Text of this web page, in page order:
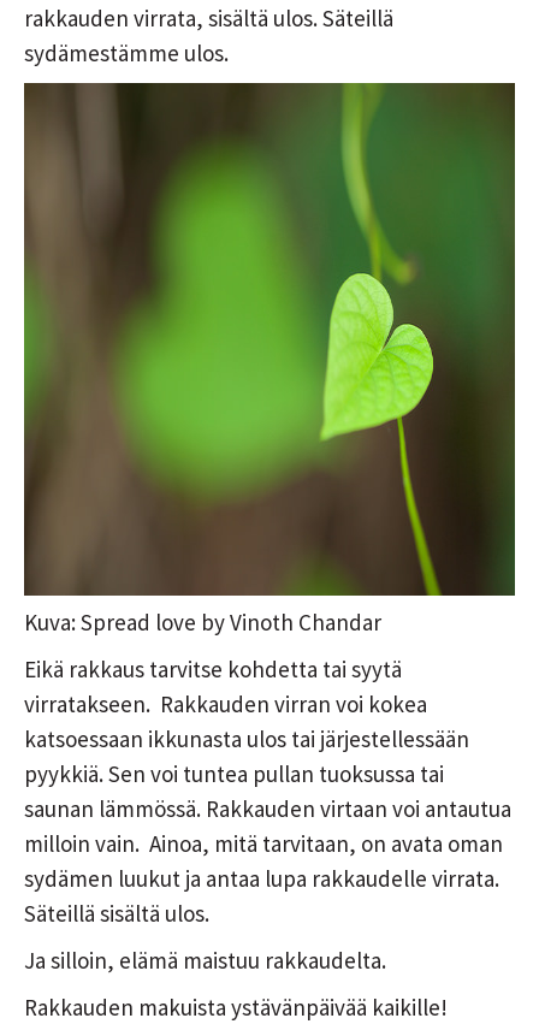
rakkauden virrata, sisältä ulos. Säteillä
sydämestämme ulos.
Kuva: Spread love by Vinoth Chandar
Eikä rakkaus tarvitse kohdetta tai syytä
virratakseen. Rakkauden virran voi kokea
katsoessaan ikkunasta ulos tai järjestellessään
pyykkiä. Sen voi tuntea pullan tuoksussa tai
saunan lämmössä. Rakkauden virtaan voi antautua
milloin vain. Ainoa, mitä tarvitaan, on avata oman
sydämen luukut ja antaa lupa rakkaudelle virrata.
Säteillä sisältä ulos.
Ja silloin, elämä maistuu rakkaudelta.
Rakkauden makuista ystävänpäivää kaikille!